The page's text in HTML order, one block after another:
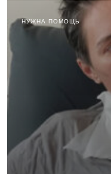
НУЖНА ПОМОЩЬ